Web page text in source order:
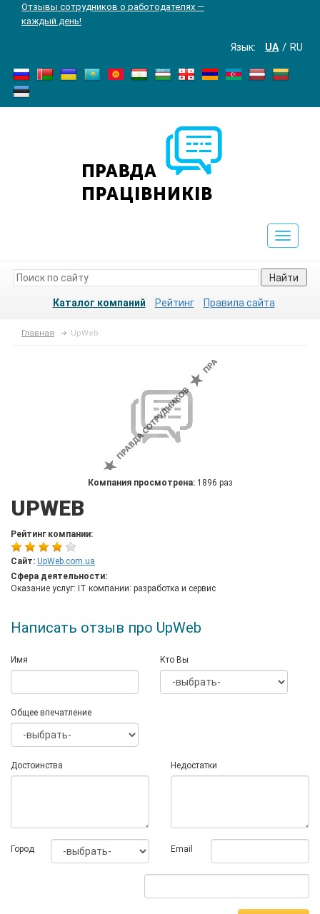
Отзывы сотрудников о работодателях —
каждый день!
Язык: UA RU
Toggle
Найти
Каталог компаний Рейтинг Правила сайта
Главная UpWeb
Компания просмотрена: 1896 раз
UPWEB
Рейтинг компании:
Сайт: UpWeb.com.ua
Сфера деятельности:
Оказание услуг: IT компании: разработка и сервис
Написать отзыв про UpWeb
Имя Кто Вы
Общее впечатление
Достоинства Недостатки
Город Email